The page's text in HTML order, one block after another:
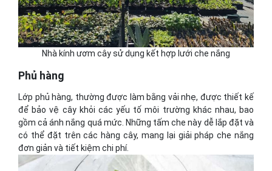
Nhà kính ươm cây sử dụng kết hợp lưới che nắng
Phủ hàng
Lớp phủ hàng, thường được làm bằng vải nhẹ, được thiết kế
để bảo vệ cây khỏi các yếu tố môi trường khác nhau, bao
gồm cả ánh nắng quá mức. Những tấm che này dễ lắp đặt và
có thể đặt trên các hàng cây, mang lại giải pháp che nắng
đơn giản và tiết kiệm chi phí.